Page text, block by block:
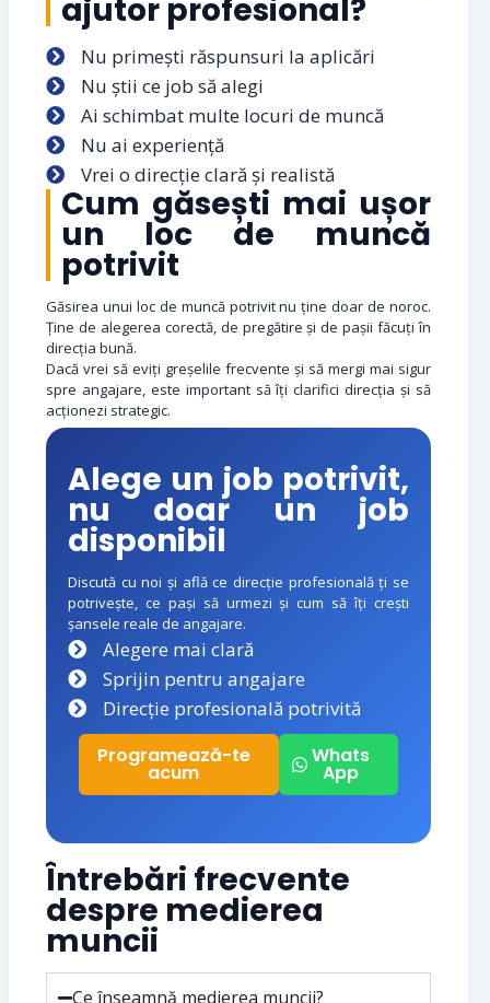
ajutor profesional?
Nu primești răspunsuri la aplicări
Nu știi ce job să alegi
Ai schimbat multe locuri de muncă
Nu ai experiență
Vrei o direcție clară și realistă
Cum găsești mai ușor
un loc de muncă
potrivit
Găsirea unui loc de muncă potrivit nu ține doar de noroc.
Ține de alegerea corectă, de pregătire și de pașii făcuți în
direcția bună.
Dacă vrei să eviți greșelile frecvente și să mergi mai sigur
spre angajare, este important să îți clarifici direcția și să
acționezi strategic.
Alege un job potrivit,
nu doar un job
disponibil
Discută cu noi și află ce direcție profesională ți se
potrivește, ce pași să urmezi și cum să îți crești
șansele reale de angajare.
Alegere mai clară
Sprijin pentru angajare
Direcție profesională potrivită
Programează-te
acum
Whats
App
Întrebări frecvente
despre medierea
muncii
Ce înseamnă medierea muncii?